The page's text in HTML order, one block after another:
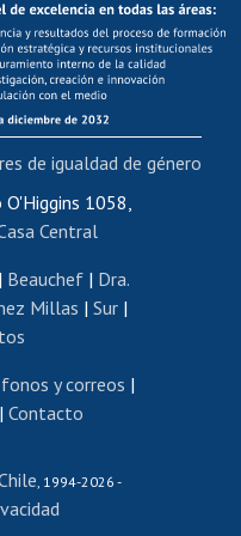
os
interna
renta
honorarios
os
de títulos
Estudiantil
O'Higgins 1058,
Central
| Beauchef| Dra.
Millas | Sur |
y correos |
Contacto
, 1994-2026 -
de igualdad de género